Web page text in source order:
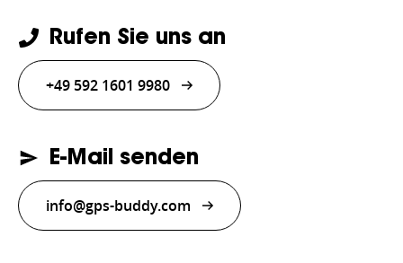
Rufen Sie uns an
+49 592 1601 9980
E-Mail senden
info@gps-buddy.com